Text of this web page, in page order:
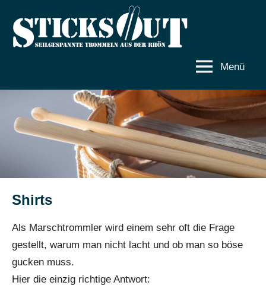
Inhalt
springen
Sticks
Seilgespannte
Trommeln
Menü
Shirts
Als Marschtrommler wird einem sehr oft die Frage
gestellt, warum man nicht lacht und ob man so böse
gucken muss.
Hier die einzig richtige Antwort: